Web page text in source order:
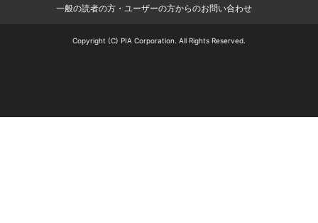
一般の読者の方・ユーザーの方からのお問い合わせ
Copyright (C) PIA Corporation. All Rights Reserved.